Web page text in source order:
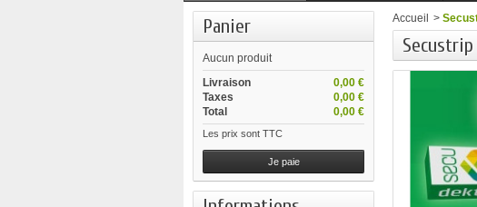
Panier
Aucun produit
0,00 €
Livraison
0,00 €
Taxes
0,00 €
Total
Les prix sont TTC
Je paie
Accueil >